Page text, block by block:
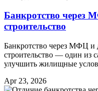
Банкротство через
строительство
Банкротство через МФЦ и
строительство — один из
улучшить жилищные
Apr 23, 2026